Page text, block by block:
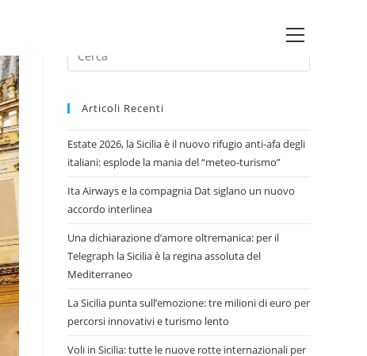
Main
Escape
Articoli Recenti
Estate 2026, la Sicilia è il nuovo rifugio anti-afa degli
italiani: esplode la mania del “meteo-turismo”
Ita Airways e la compagnia Dat siglano un nuovo
accordo interlinea
Una dichiarazione d’amore oltremanica: per il
Telegraph la Sicilia è la regina assoluta del
Mediterraneo
La Sicilia punta sull’emozione: tre milioni di euro per
percorsi innovativi e turismo lento
Voli in Sicilia: tutte le nuove rotte internazionali per